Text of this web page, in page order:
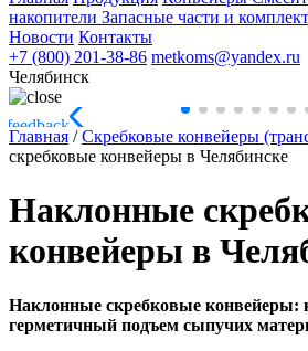
накопители Запасные части и
Новости Контакты
+7 (800) 201-38-86 metkoms@yandex.ru
Челябинск
Главная /Скребковые конвейеры
скребковые конвейеры в Челябинске
Наклонные
конвейеры в
Наклонные скребковые конвейеры:
герметичный подъем сыпучих